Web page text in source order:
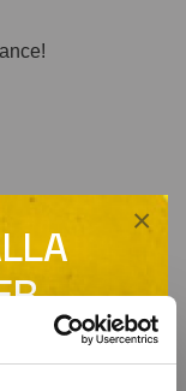
uno sconto
×